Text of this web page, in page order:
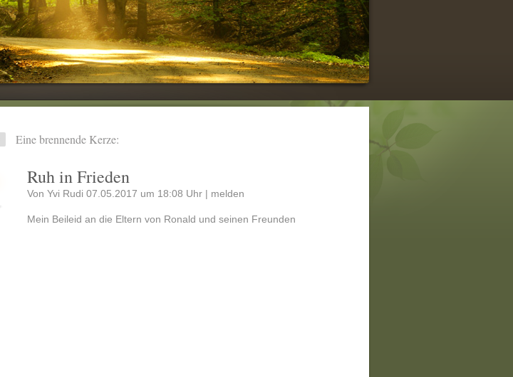
Eine brennende Kerze:
Ruh in Frieden
Von Yvi Rudi 07.05.2017 um 18:08 Uhr | melden
Mein Beileid an die Eltern von Ronald und seinen Freunden